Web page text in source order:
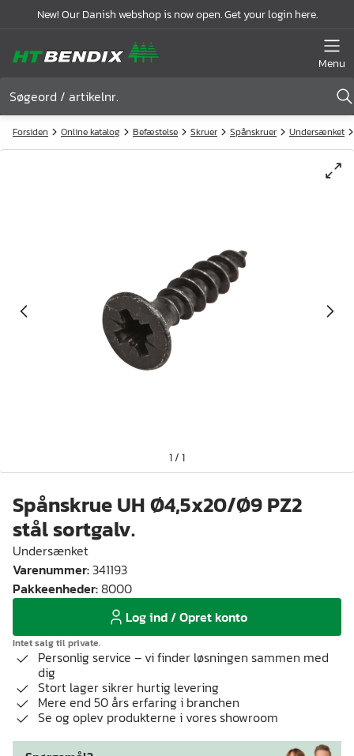
New! Our Danish webshop is now open. Get your login here.
Menu
Forsiden Online katalog Befæstelse Skruer Spånskruer Undersænket
1/1
Spånskrue UH Ø4,5x20/Ø9 PZ2
stål sortgalv.
Undersænket
Varenummer:341193
Pakkeenheder:8000
Log ind / Opret konto
Intet salg til private.
Personlig service – vi finder løsningen sammen med
dig
Stort lager sikrer hurtig levering
Mere end 50 års erfaring i branchen
Se og oplev produkterne i vores showroom